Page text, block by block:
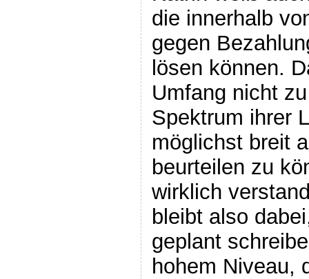
die innerhalb
gegen
lösen können.
Umfang nicht
Spektrum ihrer
möglichst breit
beurteilen zu
wirklich
bleibt also
geplant
hohem Niveau,